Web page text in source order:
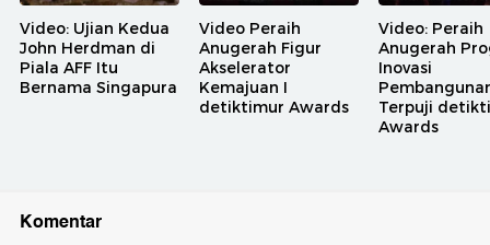
Video: Ujian Kedua
John Herdman di
Piala AFF Itu
Bernama Singapura
Video Peraih
Anugerah Figur
Akselerator
Kemajuan I
detiktimur Awards
Video: Peraih
Anugerah
Inovasi
Terpuji
Awards